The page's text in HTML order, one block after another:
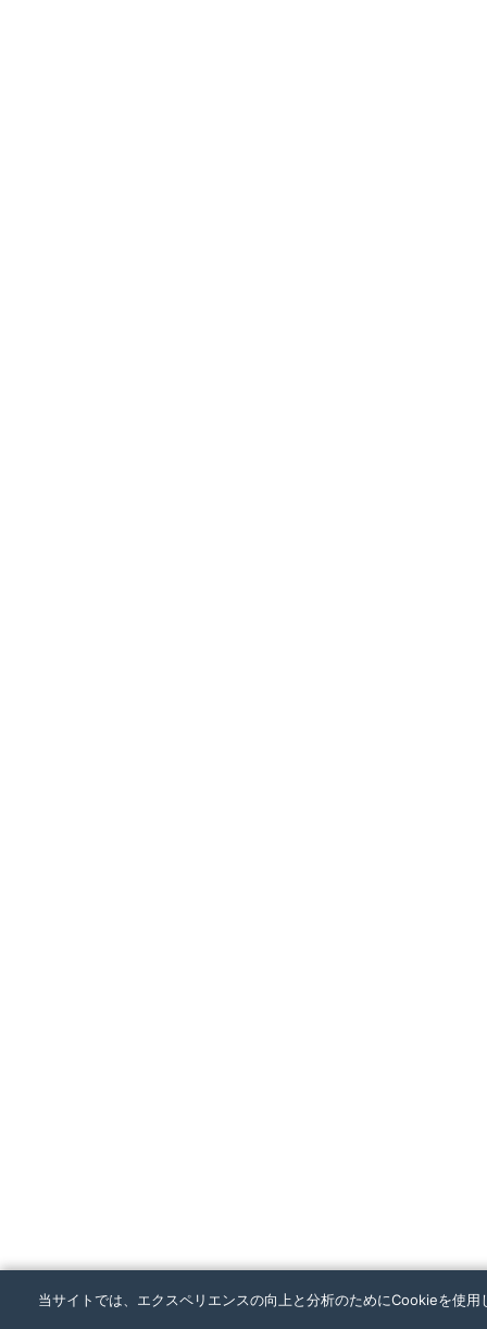
当サイトでは、エクスペリエンスの向上と分析のためにCookieを使